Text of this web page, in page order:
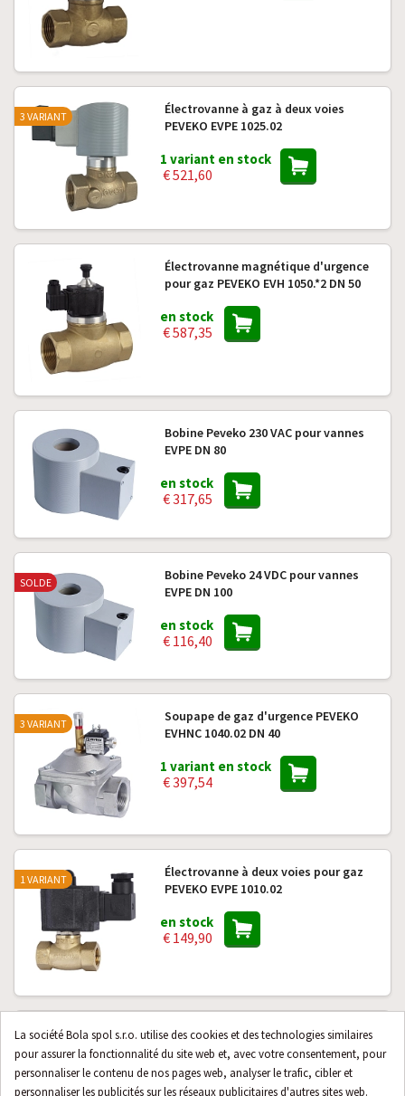
La société Bola spol s.r.o. utilise des cookies et des technologies similaires
pour assurer la fonctionnalité du site web et, avec votre consentement, pour
personnaliser le contenu de nos pages web, analyser le trafic, cibler et
personnaliser les publicités sur les réseaux publicitaires d'autres sites web.
Électrovanne à gaz à deux voies
PEVEKO EVPE 1025.02
1 variant en stock
€ 521,60
3 VARIANT
Électrovanne magnétique d'urgence
pour gaz PEVEKO EVH 1050.*2 DN 50
en stock
€ 587,35
Bobine Peveko 230 VAC pour vannes
EVPE DN 80
en stock
€ 317,65
Bobine Peveko 24 VDC pour vannes
EVPE DN 100
en stock
€ 116,40
SOLDE
Soupape de gaz d'urgence PEVEKO
EVHNC 1040.02 DN 40
1 variant en stock
€ 397,54
3 VARIANT
Électrovanne à deux voies pour gaz
PEVEKO EVPE 1010.02
en stock
€ 149,90
1 VARIANT
Électrovanne à deux voies pour gaz
PEVEKO EVF 12.11 DN 15, 230 VAC
1 variant en stock
3 VARIANT